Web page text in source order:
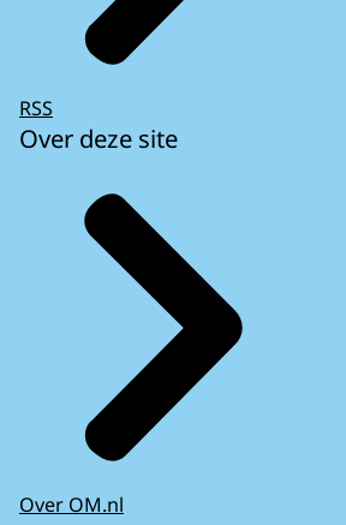
RSS
Over deze site
Over OM.nl